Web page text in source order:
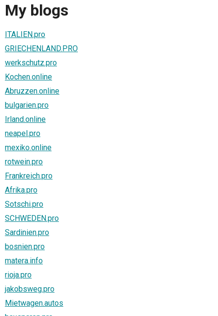
My blogs
ITALIEN.pro
GRIECHENLAND.PRO
werkschutz.pro
Kochen.online
Abruzzen.online
bulgarien.pro
Irland.online
neapel.pro
mexiko.online
rotwein.pro
Frankreich.pro
Afrika.pro
Sotschi.pro
SCHWEDEN.pro
Sardinien.pro
bosnien.pro
matera.info
rioja.pro
jakobsweg.pro
Mietwagen.autos